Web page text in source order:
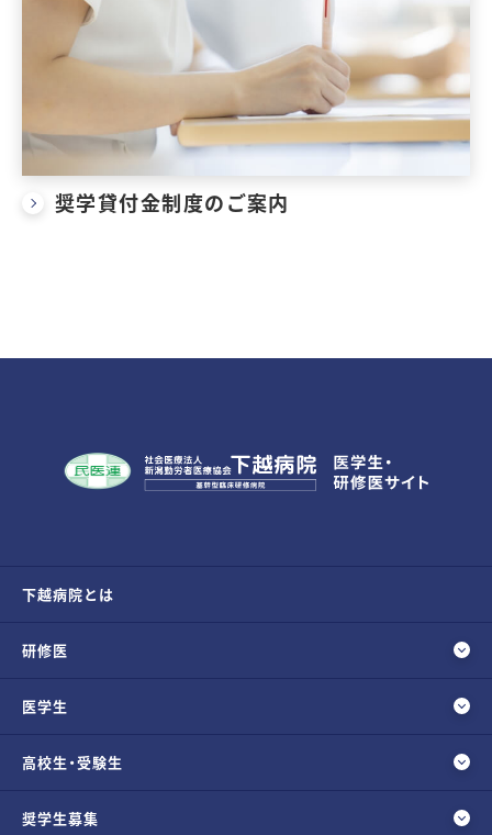
奨学貸付金制度のご案内
下越病院とは
研修医
医学生
高校生・受験生
奨学生募集